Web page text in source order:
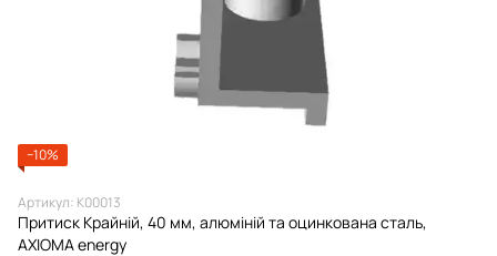
−10%
Артикул: К00013
Притиск Крайній, 40 мм, алюміній та оцинкована сталь,
AXIOMA energy